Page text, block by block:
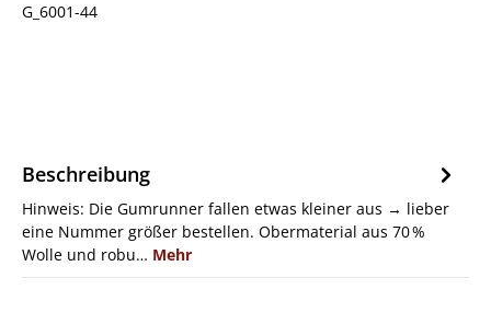
G_6001-44
Beschreibung
Hinweis: Die Gumrunner fallen etwas kleiner aus → lieber
eine Nummer größer bestellen. Obermaterial aus 70 %
Wolle und robu… Mehr